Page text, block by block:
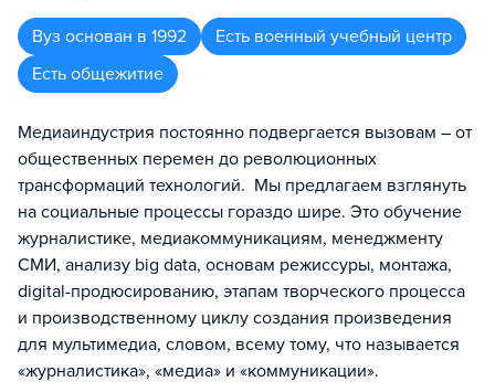
Вуз основан в 1992
Есть военный учебный центр
Есть общежитие
Медиаиндустрия постоянно подвергается вызовам – от
общественных перемен до революционных
трансформаций технологий. Мы предлагаем взглянуть
на социальные процессы гораздо шире. Это обучение
журналистике, медиакоммуникациям, менеджменту
СМИ, анализу big data, основам режиссуры, монтажа,
digital-продюсированию, этапам творческого процесса
и производственному циклу создания произведения
для мультимедиа, словом, всему тому, что называется
«журналистика», «медиа» и «коммуникации».